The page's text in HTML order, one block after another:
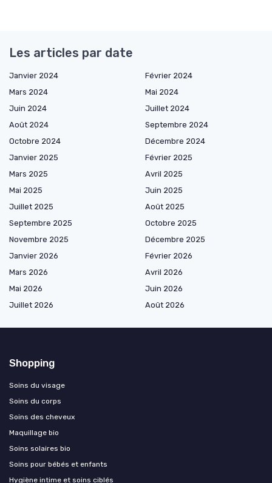
Les articles par date
Janvier 2024
Février 2024
Mars 2024
Mai 2024
Juin 2024
Juillet 2024
Août 2024
Septembre 2024
Octobre 2024
Décembre 2024
Janvier 2025
Février 2025
Mars 2025
Avril 2025
Mai 2025
Juin 2025
Juillet 2025
Août 2025
Septembre 2025
Octobre 2025
Novembre 2025
Décembre 2025
Janvier 2026
Février 2026
Mars 2026
Avril 2026
Mai 2026
Juin 2026
Juillet 2026
Août 2026
Shopping
Soins du visage
Soins du corps
Soins des cheveux
Maquillage bio
Soins solaires bio
Soins pour bébés et enfants
Hygiène intime et soins ciblés